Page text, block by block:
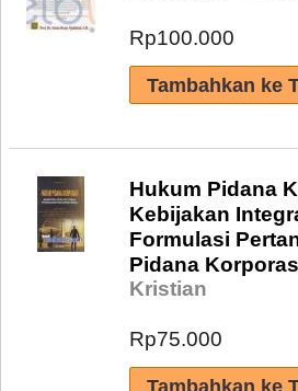
Rp100.000
Hukum Pidana
Kebijakan
Formulasi
Pidana
Kristian
Rp75.000